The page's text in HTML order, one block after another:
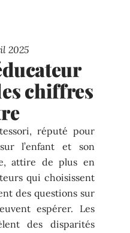
2025
chiffres
réputé pour
l’enfant et son
attire de plus en
qui choisissent
des questions sur
espérer. Les
des disparités